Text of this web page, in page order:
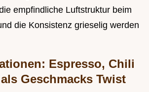
empfindliche Luftstruktur beim
die Konsistenz grieselig werden
Espresso, Chili
Geschmacks Twist